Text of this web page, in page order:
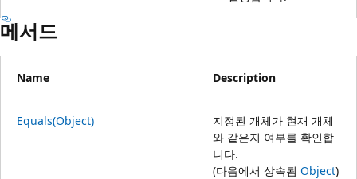
메서드
Name Description
Equals(Object)
지정된 개체가 현재 개체
와 같은지 여부를 확인합
니다.
(다음에서 상속됨 Object)